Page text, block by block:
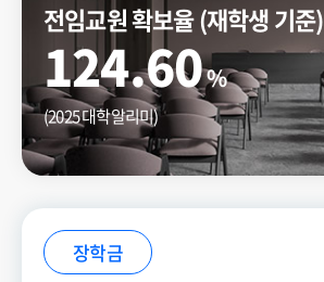
전임교원 확보율 (재학생 기준)
124.60%
(2025 대학알리미)
장학금